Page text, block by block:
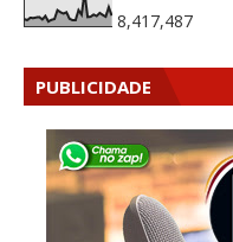
8,417,487
PUBLICIDADE